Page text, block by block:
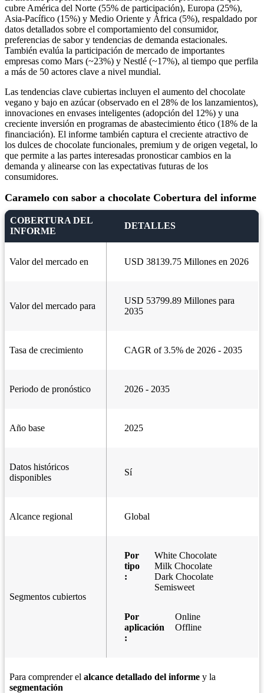
cubre América del Norte (55% de participación), Europa (25%),
Asia-Pacífico (15%) y Medio Oriente y África (5%), respaldado por
datos detallados sobre el comportamiento del consumidor,
preferencias de sabor y tendencias de demanda estacionales.
También evalúa la participación de mercado de importantes
empresas como Mars (~23%) y Nestlé (~17%), al tiempo que perfila
a más de 50 actores clave a nivel mundial.
Las tendencias clave cubiertas incluyen el aumento del chocolate
vegano y bajo en azúcar (observado en el 28% de los lanzamientos),
innovaciones en envases inteligentes (adopción del 12%) y una
creciente inversión en programas de abastecimiento ético (18% de la
financiación). El informe también captura el creciente atractivo de
los dulces de chocolate funcionales, premium y de origen vegetal, lo
que permite a las partes interesadas pronosticar cambios en la
demanda y alinearse con las expectativas futuras de los
consumidores.
Caramelo con sabor a chocolate Cobertura del informe
COBERTURA DEL
INFORME
DETALLES
Valor del mercado en USD 38139.75 Millones en 2026
Valor del mercado para
USD 53799.89 Millones para
2035
Tasa de crecimiento CAGR of 3.5% de 2026 - 2035
Periodo de pronóstico 2026 - 2035
Año base 2025
Datos históricos
disponibles
Sí
Alcance regional Global
Segmentos cubiertos
Por
tipo
:
White Chocolate
Milk Chocolate
Dark Chocolate
Semisweet
Por
aplicación
:
Online
Offline
Para comprender el alcance detallado del informe y la
segmentación